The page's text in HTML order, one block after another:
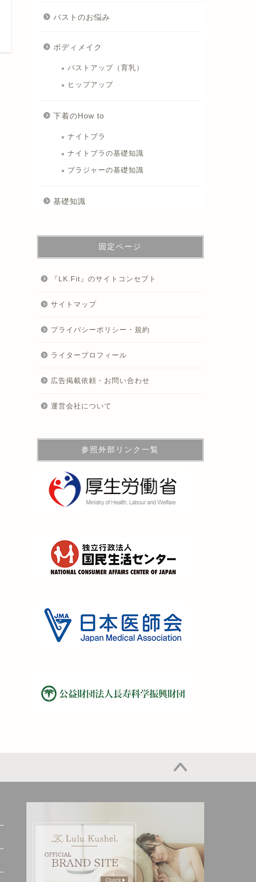
バストのお悩み
ボディメイク
バストアップ（育乳）
ヒップアップ
下着のHow to
ナイトブラ
ナイトブラの基礎知識
ブラジャーの基礎知識
基礎知識
固定ページ
『LK.Fit』のサイトコンセプト
サイトマップ
プライバシーポリシー・規約
ライタープロフィール
広告掲載依頼・お問い合わせ
運営会社について
参照外部リンク一覧